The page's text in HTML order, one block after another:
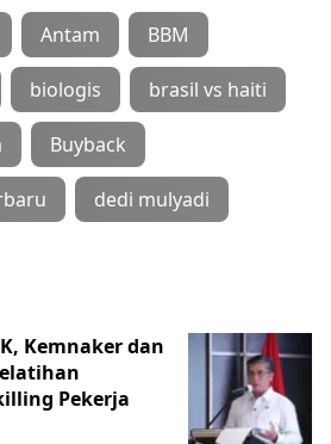
Antam BBM
biologis brasil vs haiti
Buyback
dedi mulyadi
Kemnaker dan
Pekerja